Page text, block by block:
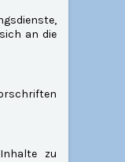
an die
zu